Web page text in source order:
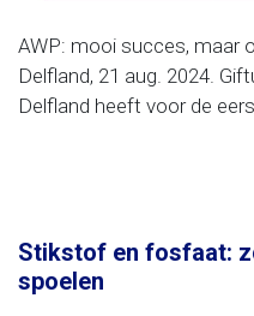
AWP: mooi succes, maar
Delfland, 21 aug. 2024.
Delfland heeft voor de
Stikstof en fosfaat:
spoelen